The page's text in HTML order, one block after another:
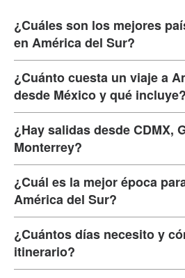
¿Cuáles son los mejores
en América del Sur?
¿Cuánto cuesta un viaje a
desde México y qué incluye?
¿Hay salidas desde CDMX,
Monterrey?
¿Cuál es la mejor época
América del Sur?
¿Cuántos días necesito y
itinerario?